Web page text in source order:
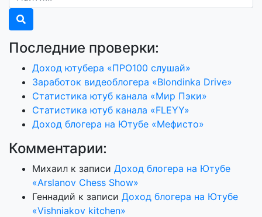
Последние проверки:
Доход ютубера «ПРО100 слушай»
Заработок видеоблогера «Blondinka Drive»
Статистика ютуб канала «Мир Пэки»
Статистика ютуб канала «FLEYY»
Доход блогера на Ютубе «Мефисто»
Комментарии:
Михаил к записи Доход блогера на Ютубе
«Arslanov Chess Show»
Геннадий к записи Доход блогера на Ютубе
«Vishniakov kitchen»